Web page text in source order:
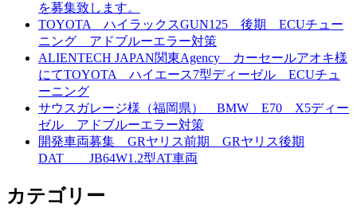
を募集致します。
TOYOTA ハイラックスGUN125 後期 ECUチュー
ニング アドブルーエラー対策
ALIENTECH JAPAN関東Agency カーセールアオキ様
にてTOYOTA ハイエース7型ディーゼル ECUチュ
ーニング
サウスガレージ様（福岡県） BMW E70 X5ディー
ゼル アドブルーエラー対策
開発車両募集 GRヤリス前期 GRヤリス後期
DAT JB64W1.2型AT車両
カテゴリー